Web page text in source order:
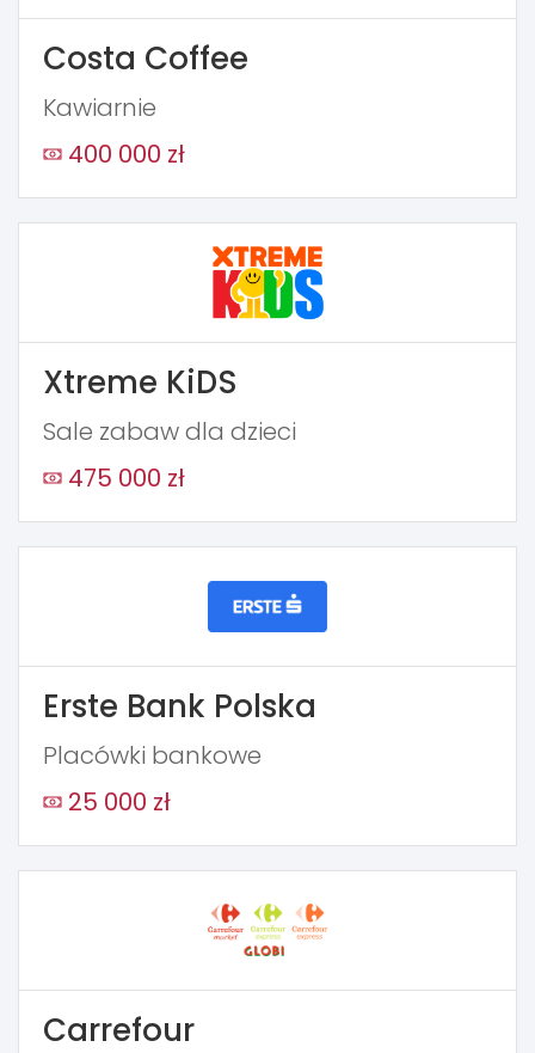
Costa Coffee
Kawiarnie
400 000 zł
Xtreme KiDS
Sale zabaw dla dzieci
475 000 zł
Erste Bank Polska
Placówki bankowe
25 000 zł
Carrefour